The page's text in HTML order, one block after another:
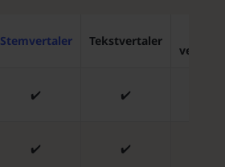
Stemvertaler Tekstvertaler
✔️ ✔️
✔️ ✔️